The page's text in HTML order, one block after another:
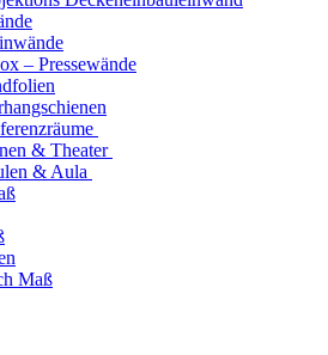
– Pressewände
& Theater
& Aula
Maß